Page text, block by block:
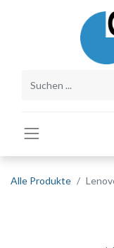
Alle Produkte